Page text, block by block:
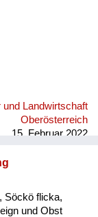
und Landwirtschaft
Oberösterreich
15. Februar 2022
Söckö flicka,
und Obst